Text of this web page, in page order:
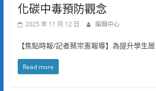
化碳中毒預防觀念
2025 年 11 月 12 日 編輯中心
【焦點時報/記者蔡宗憲報導】為提升學生居
Read more